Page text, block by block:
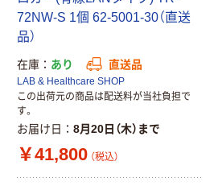
72NW-S 1個 62-5001-30（直送
品）
在庫 あり 直送品
LAB & Healthcare SHOP
この出荷元の商品は配送料が当社負担で
す。
お届け日 8月20日（木）まで
￥41,800 （税込）